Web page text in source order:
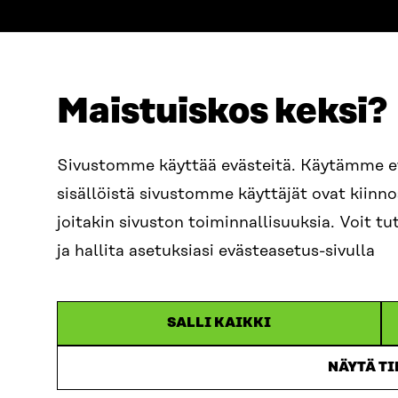
Maistuiskos keksi?
Sivustomme käyttää evästeitä. Käytämme
sisällöistä sivustomme käyttäjät ovat
joitakin sivuston toiminnallisuuksia. Voit
ja hallita asetuksiasi evästeasetus-sivulla
SALLI KAIKKI
NÄYTÄ
Östersjögatan 11–13, PB 160,
00181 Helsingfors
Ankomstinstruktioner
FÖRETAGS-ID
0202132-3
+358
E-POST